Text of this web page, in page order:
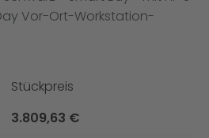
Vor-Ort-Workstation-
Stückpreis
3.809,63 €